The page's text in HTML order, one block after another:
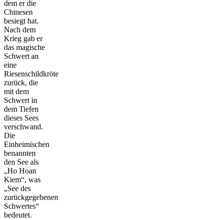
dem er die
Chinesen
besiegt hat.
Nach dem
Krieg gab er
das magische
Schwert an
eine
Riesenschildkröte
zurück, die
mit dem
Schwert in
dem Tiefen
dieses Sees
verschwand.
Die
Einheimischen
benannten
den See als
„Ho Hoan
Kiem“, was
„See des
zurückgegebenen
Schwertes“
bedeutet.